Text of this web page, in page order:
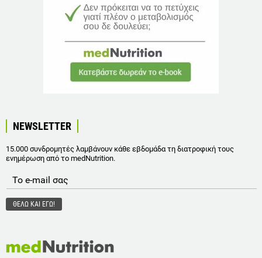
NEWSLETTER
15.000 συνδρομητές λαμβάνουν κάθε εβδομάδα τη διατροφική τους
ενημέρωση από το medNutrition.